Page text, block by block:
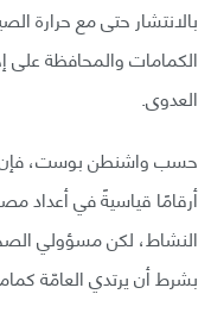
بالانتشار حتى مع حرارة
الكمامات والمحافظة على
العدوى.
حسب واشنطن بوست، فإن
أرقامًا قياسيةً في أعداد
النشاط، لكن مسؤولي
بشرط أن يرتدي العامّة